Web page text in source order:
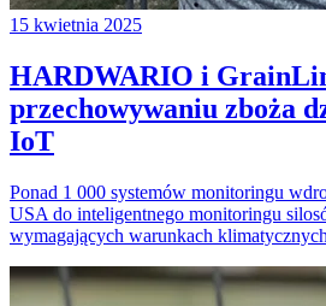
15 kwietnia 2025
HARDWARIO i
przechowywaniu zboża
IoT
Ponad 1 000 systemów monitoringu
USA do inteligentnego monitoringu
wymagających warunkach